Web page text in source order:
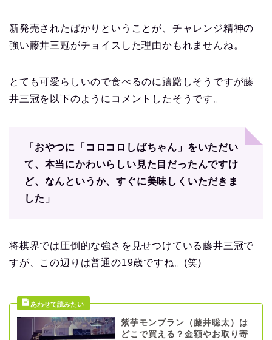
新発売されたばかりということが、チャレンジ精神の
強い藤井三冠がチョイスした理由かもれませんね。
とても可愛らしいので食べるのに躊躇しそうですが藤
井三冠を以下のようにコメントしたそうです。
「おやつに「コロコロしばちゃん」をいただい
て、本当にかわいらしい見た目だったんですけ
ど、なんというか、すぐに美味しくいただきま
した」
将棋界では圧倒的な強さを見せつけている藤井三冠で
すが、この辺りは普通の19歳ですね。(笑)
紫芋モンブラン（藤井聡太）は
どこで買える？金額やお取り寄